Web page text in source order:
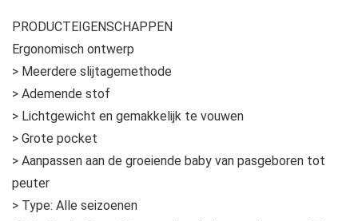
PRODUCTEIGENSCHAPPEN
Ergonomisch ontwerp
> Meerdere slijtagemethode
> Ademende stof
> Lichtgewicht en gemakkelijk te vouwen
> Grote pocket
> Aanpassen aan de groeiende baby van pasgeboren tot
peuter
> Type: Alle seizoenen